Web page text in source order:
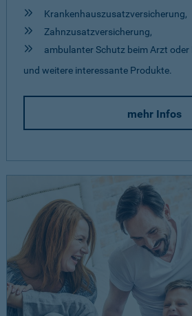
Krankenhauszusatzversicherung,
Zahnzusatzversicherung,
ambulanter Schutz beim Arzt
und weitere interessante Produkte.
mehr Infos